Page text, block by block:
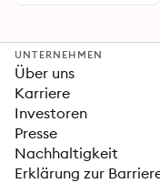
UNTERNEHMEN
Über uns
Karriere
Investoren
Presse
Nachhaltigkeit
Erklärung zur